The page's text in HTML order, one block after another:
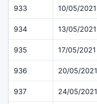
933 10/05/2021
934 13/05/2021
935 17/05/2021
936 20/05/2021
937 24/05/2021